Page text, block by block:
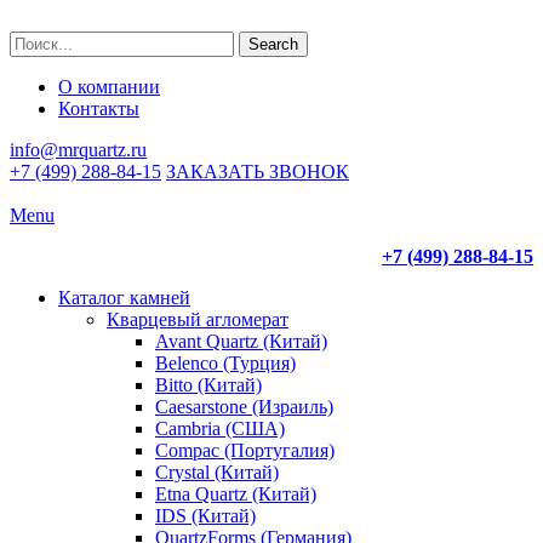
Search
О компании
Контакты
info@mrquartz.ru
+7 (499) 288-84-15 ЗАКАЗАТЬ ЗВОНОК
Menu
+7 (499) 288-84-15
Каталог камней
Кварцевый агломерат
Avant Quartz (Китай)
Belenco (Турция)
Bitto (Китай)
Caesarstone (Израиль)
Cambria (США)
Compac (Португалия)
Crystal (Китай)
Etna Quartz (Китай)
IDS (Китай)
QuartzForms (Германия)